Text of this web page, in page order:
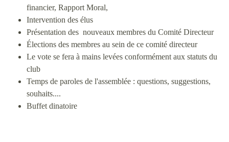
financier, Rapport Moral,
Intervention des élus
Présentation des nouveaux membres du Comité Directeur
Élections des membres au sein de ce comité directeur
Le vote se fera à mains levées conformément aux statuts du
club
Temps de paroles de l'assemblée : questions, suggestions,
souhaits....
Buffet dinatoire